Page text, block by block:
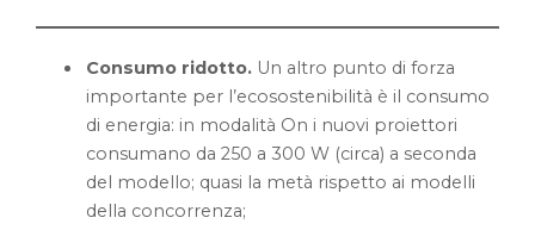
Consumo ridotto. Un altro punto di forza
importante per l’ecosostenibilità è il consumo
di energia: in modalità On i nuovi proiettori
consumano da 250 a 300 W (circa) a seconda
del modello; quasi la metà rispetto ai modelli
della concorrenza;